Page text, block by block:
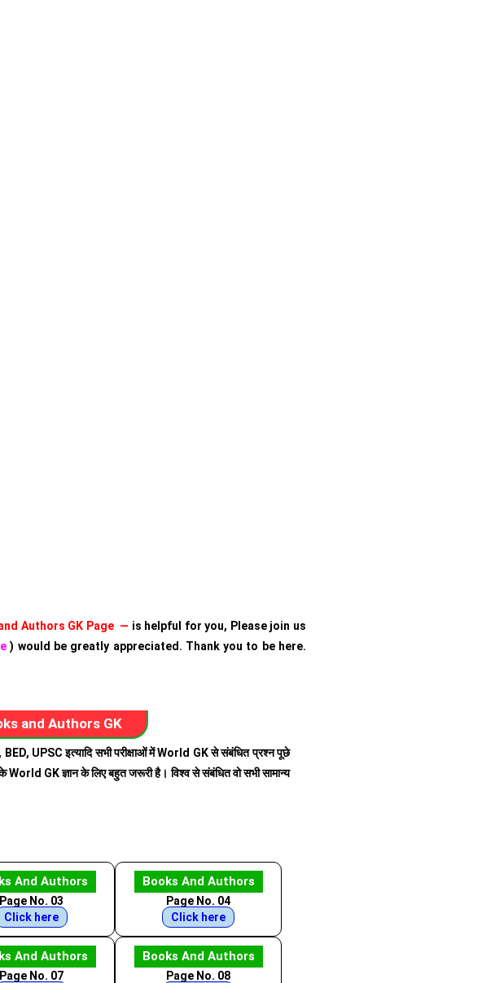
Authors GK Page — is helpful for you, Please join us
) would be greatly appreciated. Thank you to be here.
and Authors GK
UPSC इत्यादि सभी परीक्षाओं में World GK से संबंधित प्रश्न पूछे
GK ज्ञान के लिए बहुत जरूरी है। विश्व से संबंधित वो सभी सामान्य
And Authors
Page No. 03
Click here
Books And Authors
Page No. 04
Click here
And Authors
Page No. 07
Books And Authors
Page No. 08